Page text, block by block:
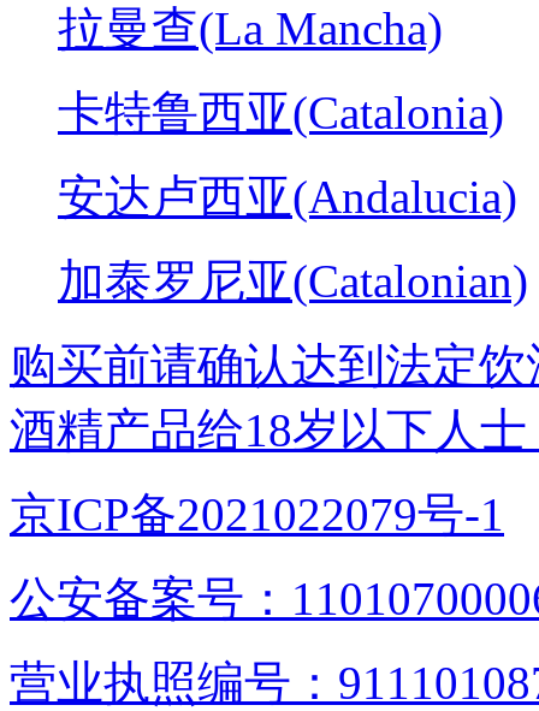
拉曼查(La Mancha)
卡特鲁西亚(Catalonia)
安达卢西亚(Andalucia)
加泰罗尼亚(Catalonian)
购买前请确认达到法定
酒精产品给18岁以下人士
京ICP备2021022079号-1
公安备案号：
营业执照编号：